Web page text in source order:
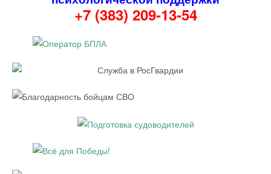
+7 (383) 209-13-54